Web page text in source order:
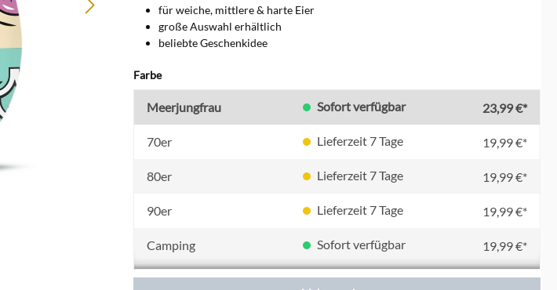
für weiche, mittlere & harte Eier
große Auswahl erhältlich
beliebte Geschenkidee
Farbeauswählen
Meerjungfrau Sofort verfügbar 23,99 €*
70er Lieferzeit 7 Tage 19,99 €*
80er Lieferzeit 7 Tage 19,99 €*
90er Lieferzeit 7 Tage 19,99 €*
Camping Sofort verfügbar 19,99 €*
Elvis Sofort verfügbar 19,99 €*